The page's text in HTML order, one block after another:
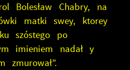
Bolesław Chabry, na
matki swey, ktorey
szóstego po
imieniem nadał y
zmurował”.